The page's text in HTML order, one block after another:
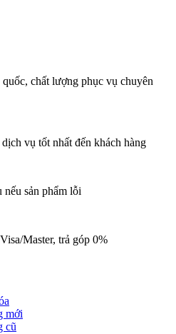
chất lượng phục vụ chuyên
vụ tốt nhất đến khách hàng
sản phẩm lỗi
Master, trả góp 0%
mới
cũ